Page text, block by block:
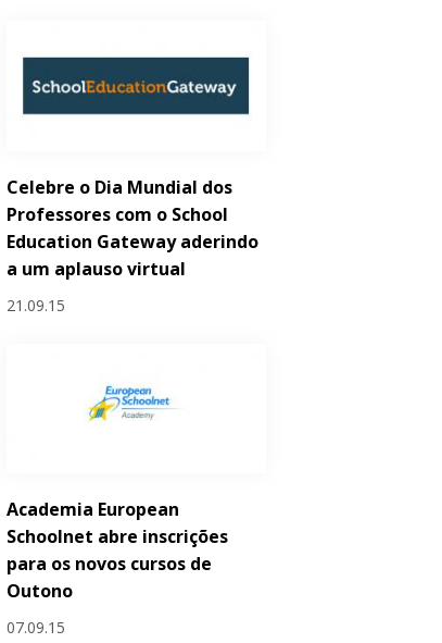
Celebre o Dia Mundial dos
Professores com o School
Education Gateway aderindo
a um aplauso virtual
21.09.15
Academia European
Schoolnet abre inscrições
para os novos cursos de
Outono
07.09.15